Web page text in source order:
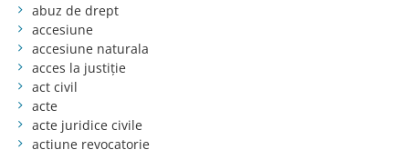
abuz de drept
accesiune
accesiune naturala
acces la justiție
act civil
acte
acte juridice civile
acțiune revocatorie